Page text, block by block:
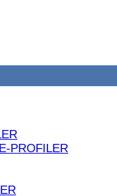
PROFILER